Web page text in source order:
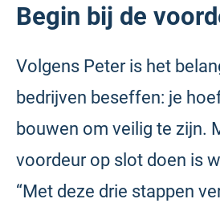
Begin bij de
Volgens Peter is het
bedrijven beseffen: je
bouwen om veilig te zijn.
voordeur op slot doen is
“Met deze drie stappen